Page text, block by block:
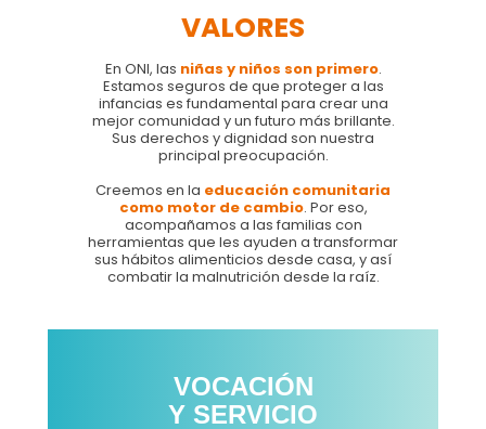
VALORES
En ONI, las niñas y niños son primero.
Estamos seguros de que proteger a las
infancias es fundamental para crear una
mejor comunidad y un futuro más brillante.
Sus derechos y dignidad son nuestra
principal preocupación.
Creemos en la educación comunitaria
como motor de cambio. Por eso,
acompañamos a las familias con
herramientas que les ayuden a transformar
sus hábitos alimenticios desde casa, y así
combatir la malnutrición desde la raíz.
VOCACIÓN
Y SERVICIO